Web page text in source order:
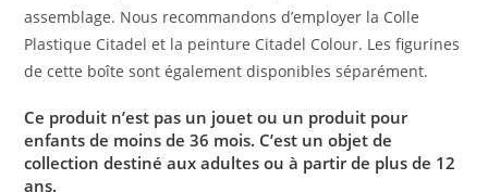
assemblage. Nous recommandons d’employer la Colle
Plastique Citadel et la peinture Citadel Colour. Les figurines
de cette boîte sont également disponibles séparément.
Ce produit n’est pas un jouet ou un produit pour
enfants de moins de 36 mois. C’est un objet de
collection destiné aux adultes ou à partir de plus de 12
ans.